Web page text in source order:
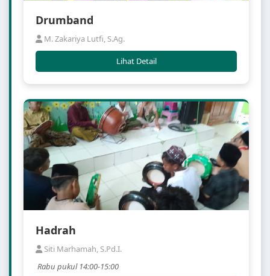
Drumband
M. Zakariya Lutfi, S.Ag.
Lihat Detail
Hadrah
Siti Marhamah, S.Pd.I.
Rabu pukul 14:00-15:00